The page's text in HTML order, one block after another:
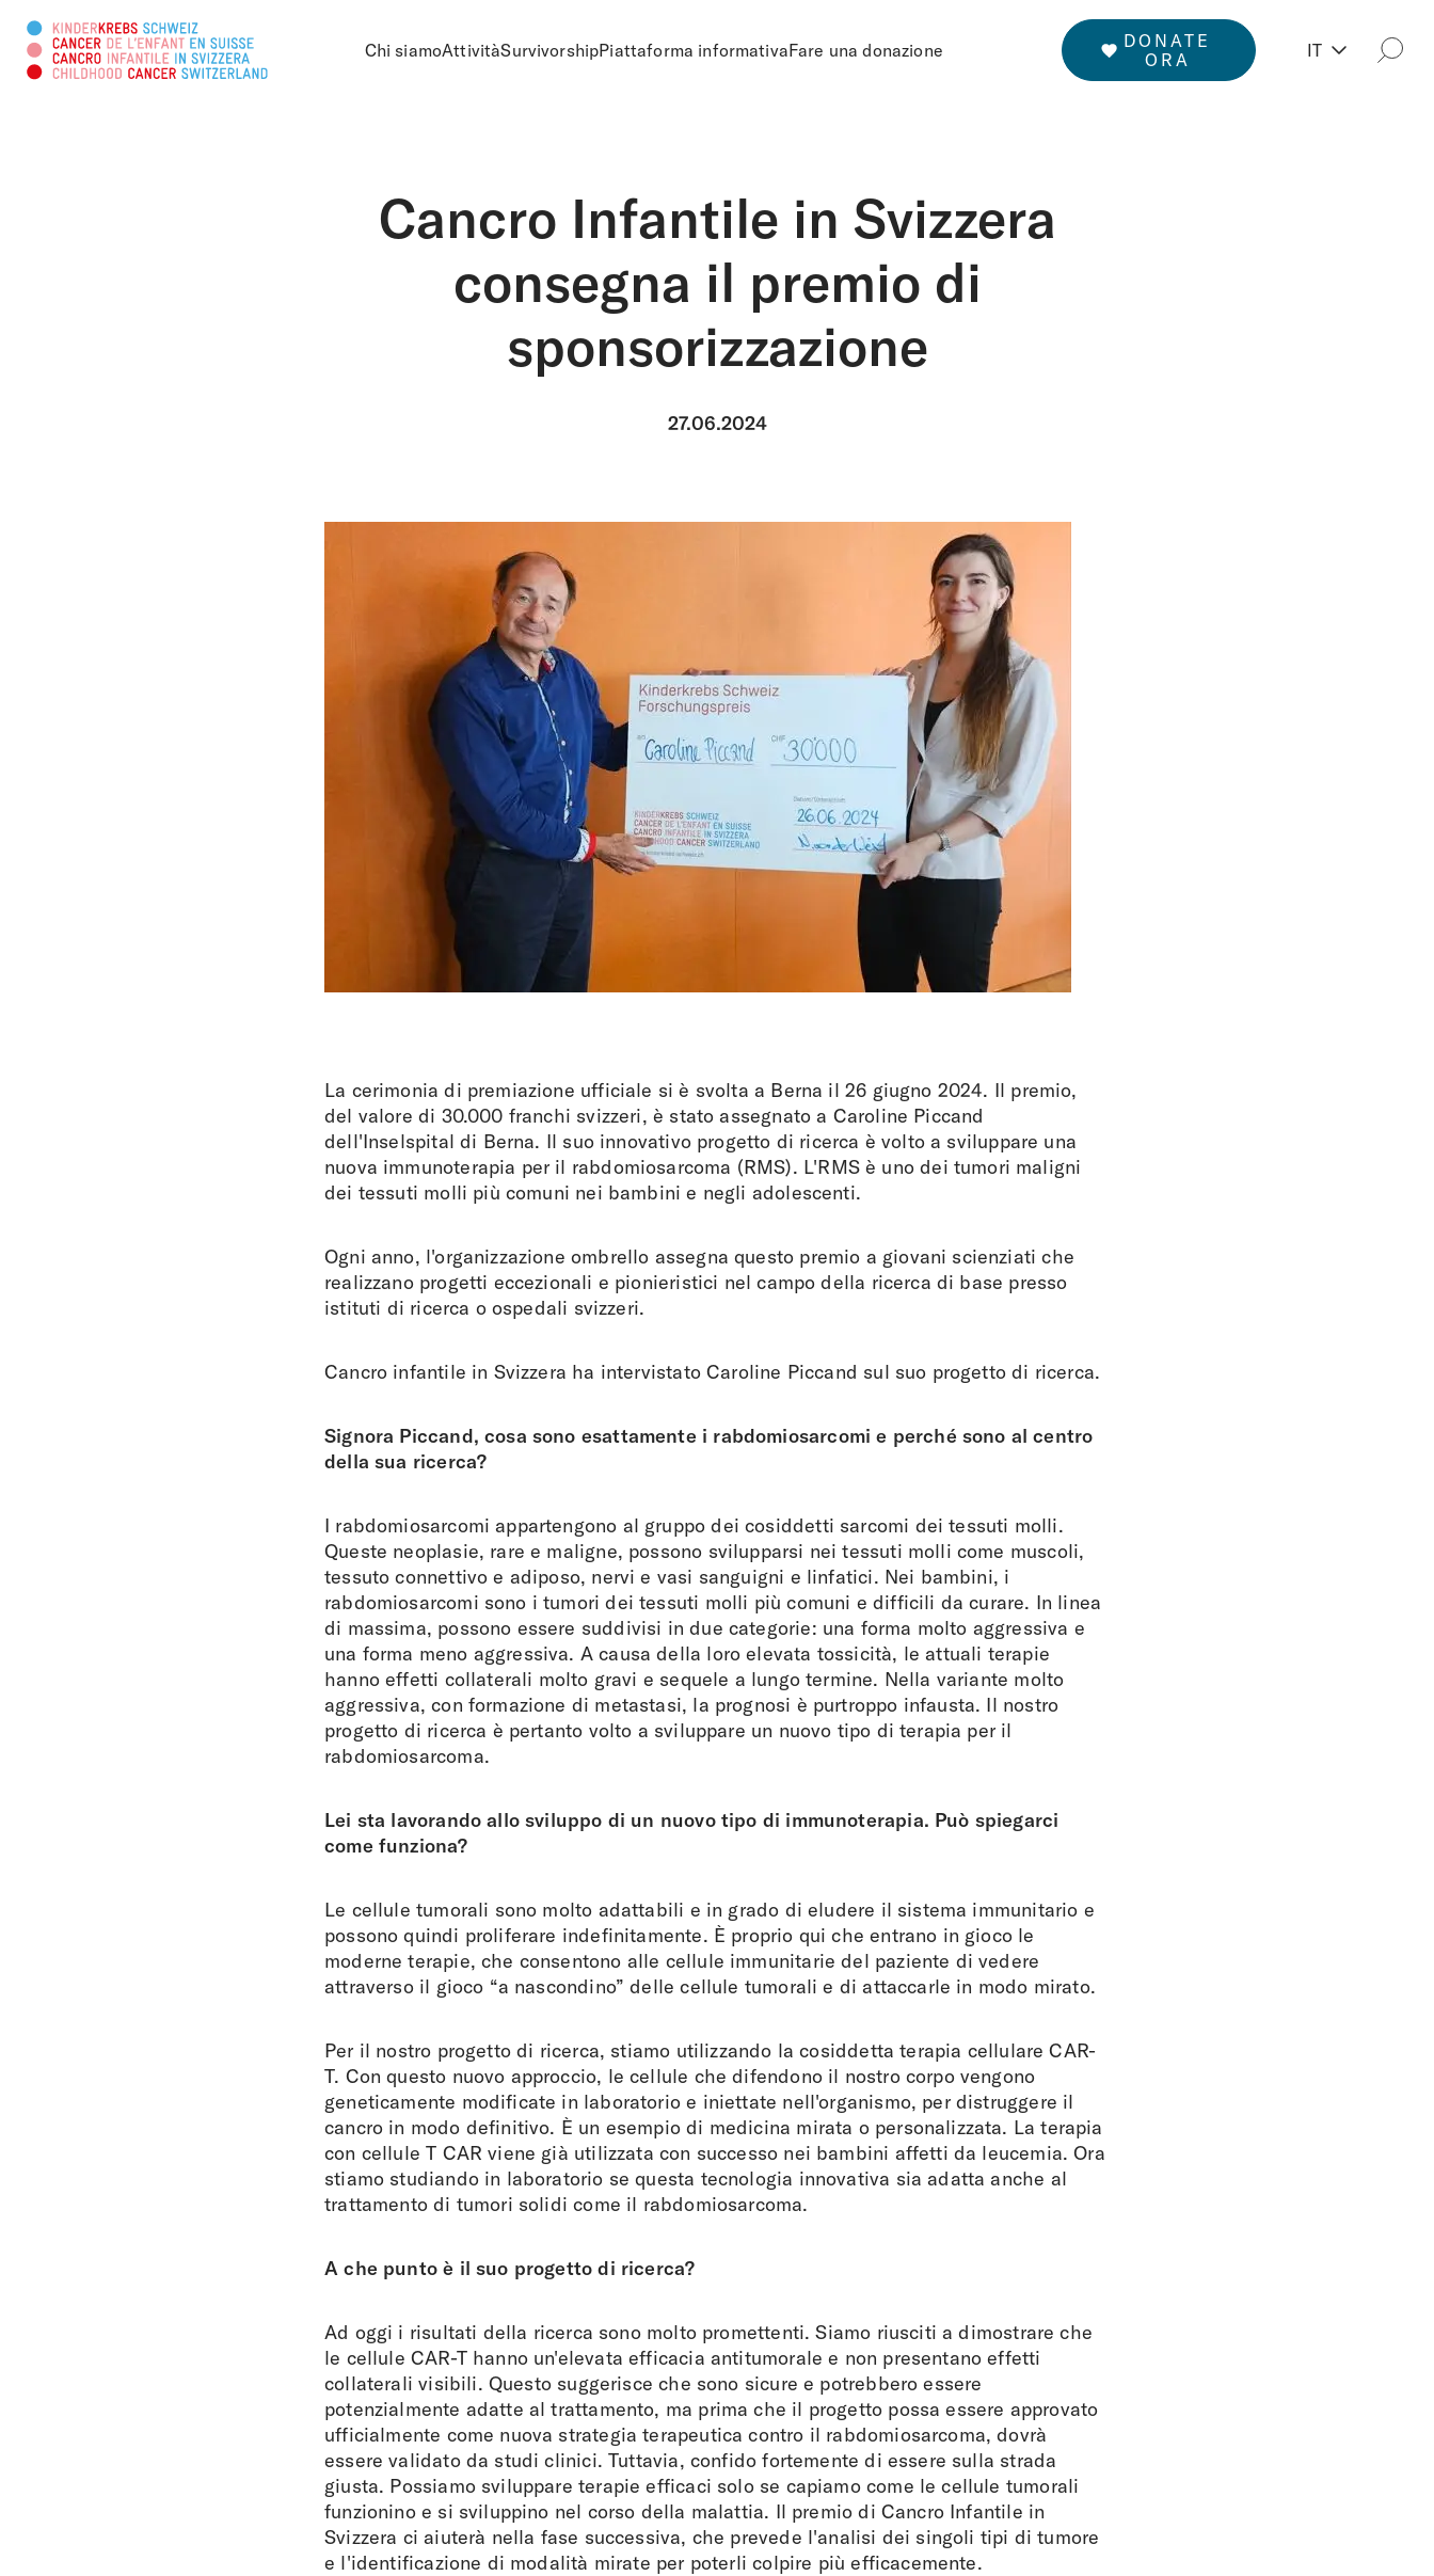
Chi siamoAttivitàSurvivorshipPiattaforma informativaFare una donazione
DONATE
ORA
IT
Cercare in questa pagina
Cancro Infantile in Svizzera
consegna il premio di
sponsorizzazione
27.06.2024
La cerimonia di premiazione ufficiale si è svolta a Berna il 26 giugno 2024. Il premio,
del valore di 30.000 franchi svizzeri, è stato assegnato a Caroline Piccand
dell'Inselspital di Berna. Il suo innovativo progetto di ricerca è volto a sviluppare una
nuova immunoterapia per il rabdomiosarcoma (RMS). L'RMS è uno dei tumori maligni
dei tessuti molli più comuni nei bambini e negli adolescenti.
Ogni anno, l'organizzazione ombrello assegna questo premio a giovani scienziati che
realizzano progetti eccezionali e pionieristici nel campo della ricerca di base presso
istituti di ricerca o ospedali svizzeri.
Cancro infantile in Svizzera ha intervistato Caroline Piccand sul suo progetto di ricerca.
Signora Piccand, cosa sono esattamente i rabdomiosarcomi e perché sono al centro
della sua ricerca?
I rabdomiosarcomi appartengono al gruppo dei cosiddetti sarcomi dei tessuti molli.
Queste neoplasie, rare e maligne, possono svilupparsi nei tessuti molli come muscoli,
tessuto connettivo e adiposo, nervi e vasi sanguigni e linfatici. Nei bambini, i
rabdomiosarcomi sono i tumori dei tessuti molli più comuni e difficili da curare. In linea
di massima, possono essere suddivisi in due categorie: una forma molto aggressiva e
una forma meno aggressiva. A causa della loro elevata tossicità, le attuali terapie
hanno effetti collaterali molto gravi e sequele a lungo termine. Nella variante molto
aggressiva, con formazione di metastasi, la prognosi è purtroppo infausta. Il nostro
progetto di ricerca è pertanto volto a sviluppare un nuovo tipo di terapia per il
rabdomiosarcoma.
Lei sta lavorando allo sviluppo di un nuovo tipo di immunoterapia. Può spiegarci
come funziona?
Le cellule tumorali sono molto adattabili e in grado di eludere il sistema immunitario e
possono quindi proliferare indefinitamente. È proprio qui che entrano in gioco le
moderne terapie, che consentono alle cellule immunitarie del paziente di vedere
attraverso il gioco “a nascondino” delle cellule tumorali e di attaccarle in modo mirato.
Per il nostro progetto di ricerca, stiamo utilizzando la cosiddetta terapia cellulare CAR-
T. Con questo nuovo approccio, le cellule che difendono il nostro corpo vengono
geneticamente modificate in laboratorio e iniettate nell'organismo, per distruggere il
cancro in modo definitivo. È un esempio di medicina mirata o personalizzata. La terapia
con cellule T CAR viene già utilizzata con successo nei bambini affetti da leucemia. Ora
stiamo studiando in laboratorio se questa tecnologia innovativa sia adatta anche al
trattamento di tumori solidi come il rabdomiosarcoma.
A che punto è il suo progetto di ricerca?
Ad oggi i risultati della ricerca sono molto promettenti. Siamo riusciti a dimostrare che
le cellule CAR-T hanno un'elevata efficacia antitumorale e non presentano effetti
collaterali visibili. Questo suggerisce che sono sicure e potrebbero essere
potenzialmente adatte al trattamento, ma prima che il progetto possa essere approvato
ufficialmente come nuova strategia terapeutica contro il rabdomiosarcoma, dovrà
essere validato da studi clinici. Tuttavia, confido fortemente di essere sulla strada
giusta. Possiamo sviluppare terapie efficaci solo se capiamo come le cellule tumorali
funzionino e si sviluppino nel corso della malattia. Il premio di Cancro Infantile in
Svizzera ci aiuterà nella fase successiva, che prevede l'analisi dei singoli tipi di tumore
e l'identificazione di modalità mirate per poterli colpire più efficacemente.